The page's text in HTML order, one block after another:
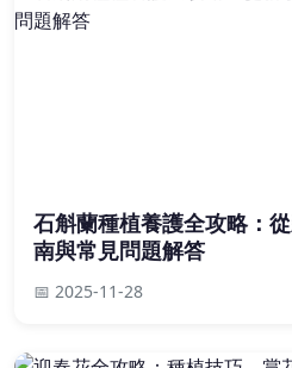
石斛蘭種植養護全攻略：
南與常見問題解答
📅 2025-11-28